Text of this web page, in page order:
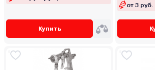
Купить
от 3